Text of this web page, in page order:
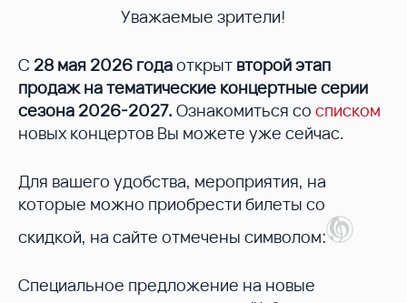
Уважаемые зрители!
С 28 мая 2026 годаоткрыт второй этап
продаж на тематические концертные серии
сезона 2026-2027. Ознакомиться со списком
новых концертов Вы можете уже сейчас.
Для вашего удобства, мероприятия, на
которые можно приобрести билеты со
скидкой, на сайте отмечены символом:
Специальное предложение на новые